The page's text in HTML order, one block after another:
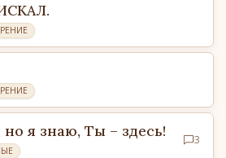
я знаю, Ты – здесь! 3